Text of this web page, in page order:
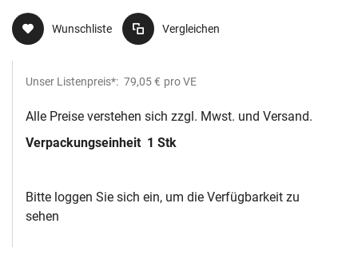
Wunschliste Vergleichen
Unser Listenpreis*: 79,05 € pro VE
Alle Preise verstehen sich zzgl. Mwst. und Versand.
Verpackungseinheit 1 Stk
Bitte loggen Sie sich ein, um die Verfügbarkeit zu
sehen